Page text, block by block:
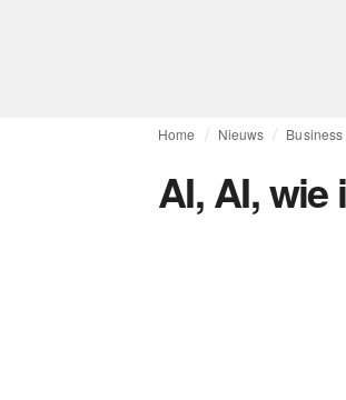
Home Nieuws Business
AI, AI,